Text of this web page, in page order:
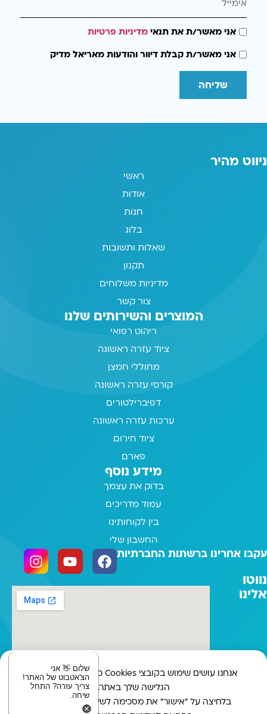
אני מאשר/ת את תנאימדיניות פרטיות
אני מאשר/ת קבלת דיוור והודעות מאריאל מדיק
שליחה
ניווט מהיר
ראשי
אודות
חנות
בלוג
שאלות ותשובות
תקנון
מדיניות משלוחים
צור קשר
המוצרים והשירותים שלנו
ריהוט רפואי
ציוד עזרה ראשונה
מחוללי חמצן
קורסי עזרה ראשונה
דפיברילטורים
ערכות עזרה ראשונה
ציוד חירום
פארם
מידע נוסף
בדוק את עצמך
עמוד מדריכים
בין לקוחותינו
החשבון שלי
עקבו אחרינו ברשתות החברתיות
נווטו
אלינו
שלום 👋 אני
הצ'אטבוט של האתר!
צריך עזרה? התחל
שיחה.
אנחנו עושים שימוש בקובצי Cookies כדי לשפר את חוויית
הגלישה שלך באתר.
בלחיצה על "אישור" את מסכימה לשימוש שלנו בקוקיז